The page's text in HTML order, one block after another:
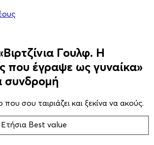
Γουλφ. Η
που έγραψε ως γυναίκα»
συνδρομή
σου ταιριάζει και ξεκίνα να ακούς.
Ετήσια Best value